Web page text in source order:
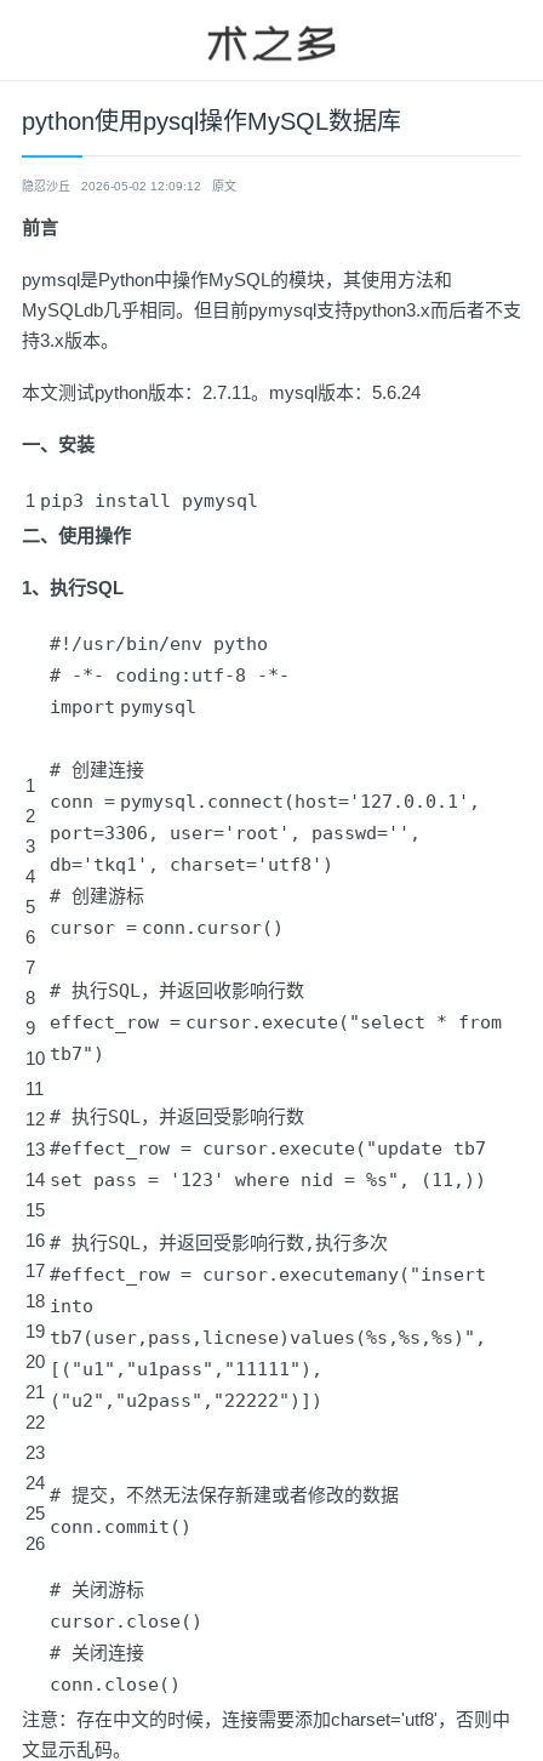
python使用pysql操作MySQL数据库
隐忍沙丘 2026-05-02 12:09:12 原文
前言
pymsql是Python中操作MySQL的模块，其使用方法和
MySQLdb几乎相同。但目前pymysql支持python3.x而后者不支
持3.x版本。
本文测试python版本：2.7.11。mysql版本：5.6.24
一、安装
1 pip3 install pymysql
二、使用操作
1、执行SQL
1
2
3
4
5
6
7
8
9
10
11
12
13
14
15
16
17
18
19
20
21
22
23
24
25
26
#!/usr/bin/env pytho
# -*- coding:utf-8 -*-
import pymysql
# 创建连接
conn = pymysql.connect(host='127.0.0.1' ,
port=3306 , user='root' , passwd=' ',
db=' tkq1 ', charset=' utf8')
# 创建游标
cursor = conn.cursor()
# 执行SQL，并返回收影响行数
effect_row = cursor.execute( "select * from
tb7" )
# 执行SQL，并返回受影响行数
#effect_row = cursor.execute("update tb7
set pass = '123' where nid = %s", (11,))
# 执行SQL，并返回受影响行数,执行多次
#effect_row = cursor.executemany("insert
into
tb7(user,pass,licnese)values(%s,%s,%s)",
[("u1","u1pass","11111"),
("u2","u2pass","22222")])
# 提交，不然无法保存新建或者修改的数据
conn.commit()
# 关闭游标
cursor.close()
# 关闭连接
conn.close()
注意：存在中文的时候，连接需要添加charset='utf8'，否则中
文显示乱码。